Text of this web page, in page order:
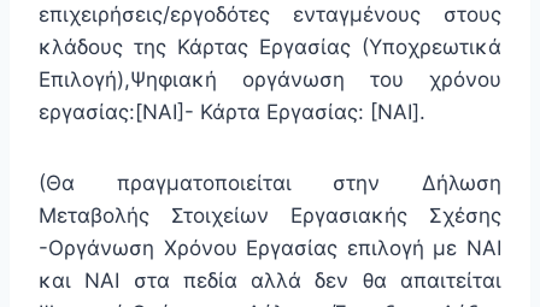
επιχειρήσεις/εργοδότες ενταγμένους στους
κλάδους της Κάρτας Εργασίας (Υποχρεωτικά
Επιλογή),Ψηφιακή οργάνωση του χρόνου
εργασίας:[ΝΑΙ]- Κάρτα Εργασίας: [ΝΑΙ].
(Θα πραγματοποιείται στην Δήλωση
Μεταβολής Στοιχείων Εργασιακής Σχέσης
-Οργάνωση Χρόνου Εργασίας επιλογή με ΝΑΙ
και ΝΑΙ στα πεδία αλλά δεν θα απαιτείται